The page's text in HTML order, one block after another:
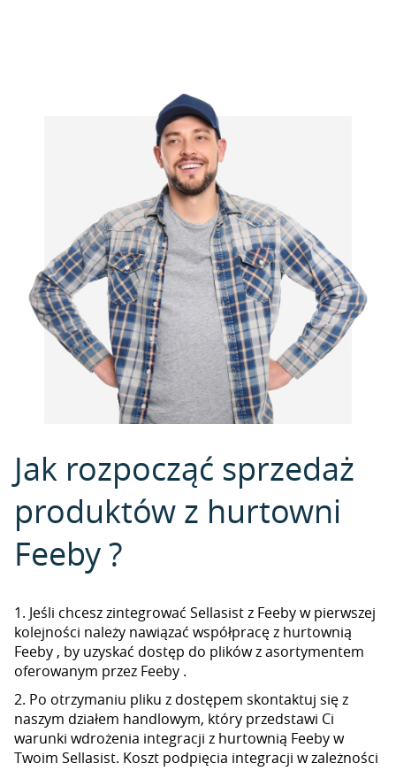
Jak rozpocząć sprzedaż
produktów z hurtowni
Feeby ?
1. Jeśli chcesz zintegrować Sellasist z Feeby w pierwszej
kolejności należy nawiązać współpracę z hurtownią
Feeby , by uzyskać dostęp do plików z asortymentem
oferowanym przez Feeby .
2. Po otrzymaniu pliku z dostępem skontaktuj się z
naszym działem handlowym, który przedstawi Ci
warunki wdrożenia integracji z hurtownią Feeby w
Twoim Sellasist. Koszt podpięcia integracji w zależności